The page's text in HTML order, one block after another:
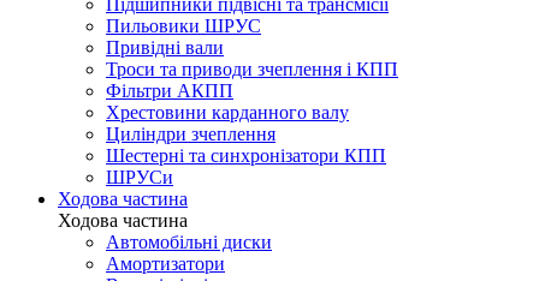
Підшипники підвісні та трансмісії
Пильовики ШРУС
Привідні вали
Троси та приводи зчеплення і КПП
Фільтри АКПП
Хрестовини карданного валу
Циліндри зчеплення
Шестерні та синхронізатори КПП
ШРУСи
Ходова частина
Ходова частина
Автомобільні диски
Амортизатори